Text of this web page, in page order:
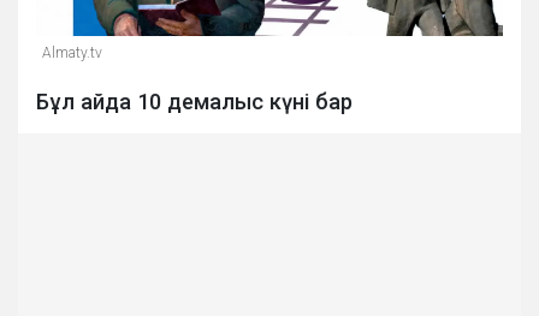
Almaty.tv
Бұл айда 10 демалыс күні бар